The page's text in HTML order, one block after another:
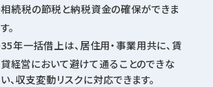
相続税の節税と納税資金の確保ができま
す。
35年一括借上は、居住用・事業用共に、賃
貸経営において避けて通ることのできな
い、収支変動リスクに対応できます。